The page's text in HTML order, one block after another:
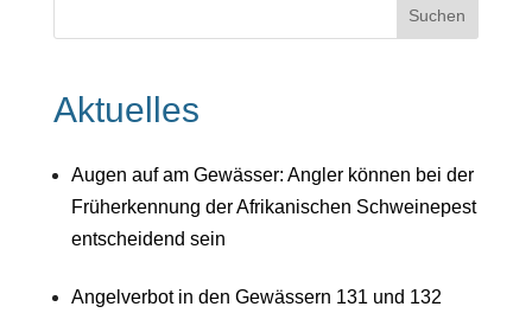
Aktuelles
Augen auf am Gewässer: Angler können bei der
Früherkennung der Afrikanischen Schweinepest
entscheidend sein
Angelverbot in den Gewässern 131 und 132